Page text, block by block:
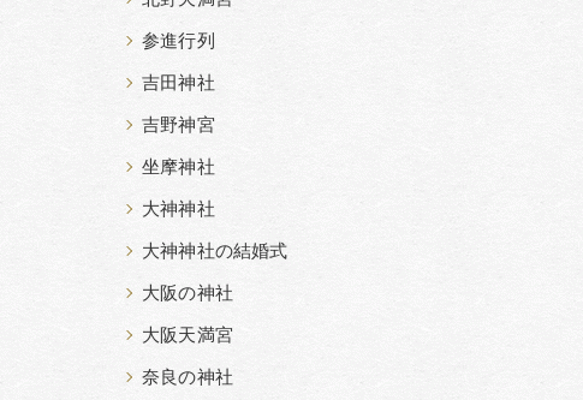
参進行列
吉田神社
吉野神宮
坐摩神社
大神神社
大神神社の結婚式
大阪の神社
大阪天満宮
奈良の神社